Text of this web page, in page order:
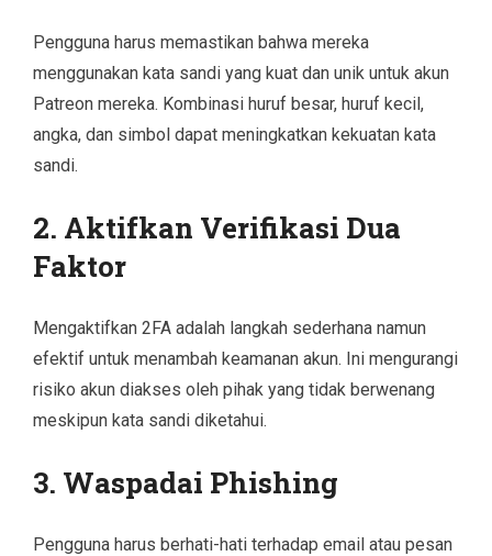
Pengguna harus memastikan bahwa mereka
menggunakan kata sandi yang kuat dan unik untuk akun
Patreon mereka. Kombinasi huruf besar, huruf kecil,
angka, dan simbol dapat meningkatkan kekuatan kata
sandi.
2. Aktifkan Verifikasi Dua
Faktor
Mengaktifkan 2FA adalah langkah sederhana namun
efektif untuk menambah keamanan akun. Ini mengurangi
risiko akun diakses oleh pihak yang tidak berwenang
meskipun kata sandi diketahui.
3. Waspadai Phishing
Pengguna harus berhati-hati terhadap email atau pesan